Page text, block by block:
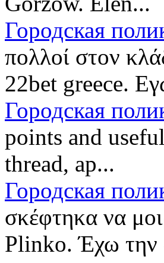
Городская
πολλοί στον
22bet greece.
Городская
points and
thread, ap...
Городская
σκέφτηκα να
Plinko. Έχω την